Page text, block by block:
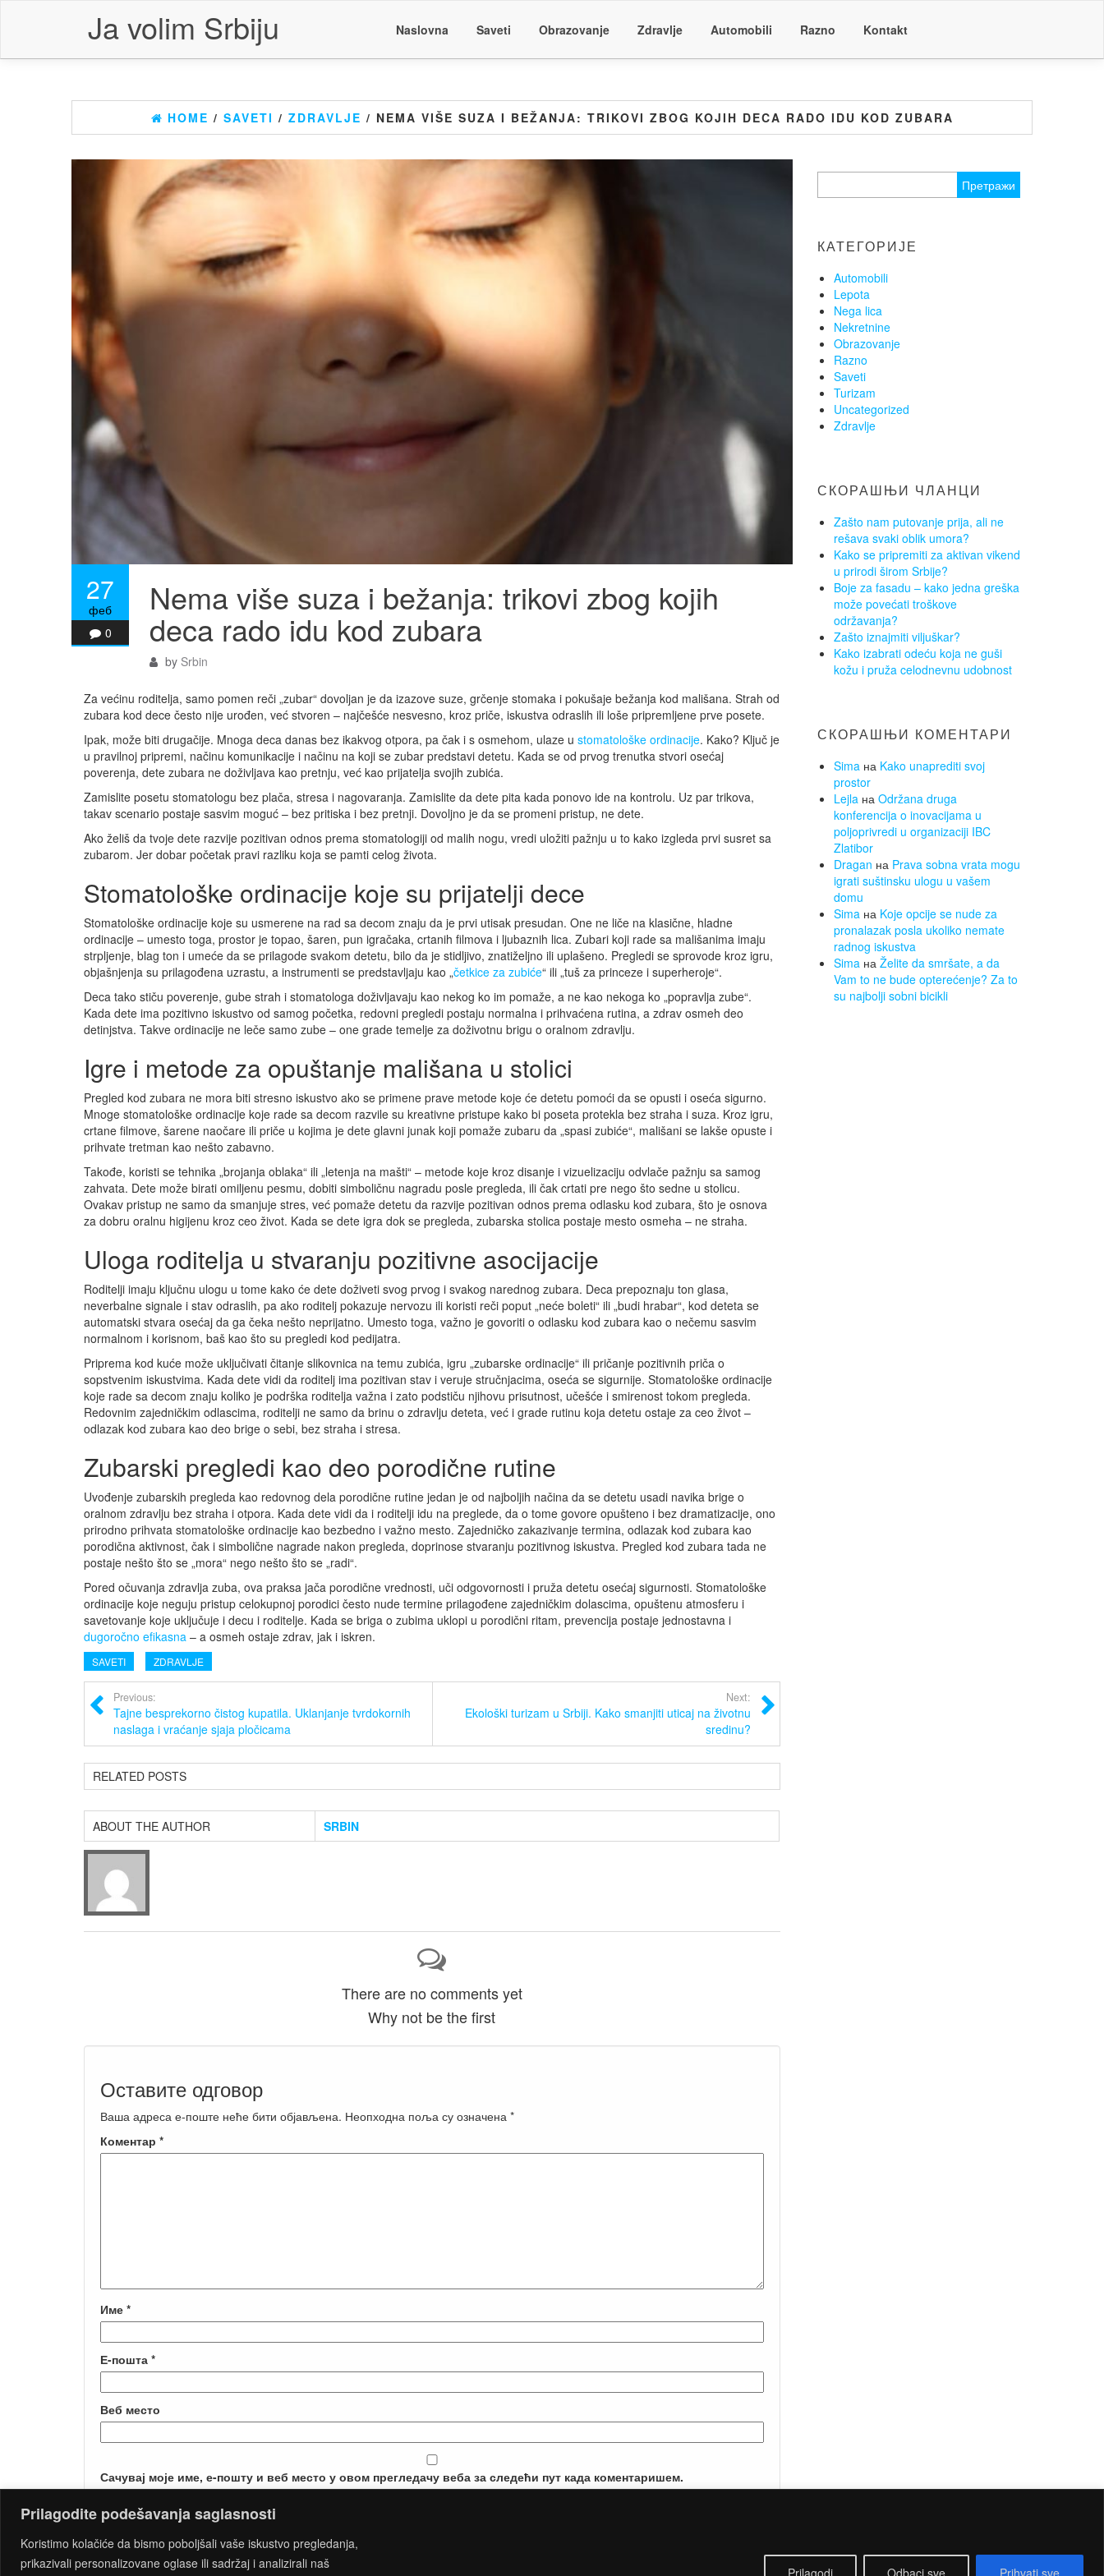
Prilagodite podešavanja saglasnosti
Koristimo kolačiće da bismo poboljšali vaše iskustvo pregledanja,
prikazivali personalizovane oglase ili sadržaj i analizirali naš
Prilagodi Odbaci sve Prihvati sve
content
Ja volim Srbiju Naslovna Saveti Obrazovanje Zdravlje Automobili Razno Kontakt
HOME / SAVETI / ZDRAVLJE / NEMA VIŠE SUZA I BEŽANJA: TRIKOVI ZBOG KOJIH DECA RADO IDU KOD ZUBARA
27
феб
0
Nema više suza i bežanja: trikovi zbog kojih
deca rado idu kod zubara
by Srbin
Za većinu roditelja, samo pomen reči „zubar“ dovoljan je da izazove suze, grčenje stomaka i pokušaje bežanja kod mališana. Strah od
zubara kod dece često nije urođen, već stvoren – najčešće nesvesno, kroz priče, iskustva odraslih ili loše pripremljene prve posete.
Ipak, može biti drugačije. Mnoga deca danas bez ikakvog otpora, pa čak i s osmehom, ulaze u stomatološke ordinacije. Kako? Ključ je
u pravilnoj pripremi, načinu komunikacije i načinu na koji se zubar predstavi detetu. Kada se od prvog trenutka stvori osećaj
poverenja, dete zubara ne doživljava kao pretnju, već kao prijatelja svojih zubića.
Zamislite posetu stomatologu bez plača, stresa i nagovaranja. Zamislite da dete pita kada ponovo ide na kontrolu. Uz par trikova,
takav scenario postaje sasvim moguć – bez pritiska i bez pretnji. Dovoljno je da se promeni pristup, ne dete.
Ako želiš da tvoje dete razvije pozitivan odnos prema stomatologiji od malih nogu, vredi uložiti pažnju u to kako izgleda prvi susret sa
zubarom. Jer dobar početak pravi razliku koja se pamti celog života.
Stomatološke ordinacije koje su prijatelji dece
Stomatološke ordinacije koje su usmerene na rad sa decom znaju da je prvi utisak presudan. One ne liče na klasične, hladne
ordinacije – umesto toga, prostor je topao, šaren, pun igračaka, crtanih filmova i ljubaznih lica. Zubari koji rade sa mališanima imaju
strpljenje, blag ton i umeće da se prilagode svakom detetu, bilo da je stidljivo, znatiželjno ili uplašeno. Pregledi se sprovode kroz igru,
objašnjenja su prilagođena uzrastu, a instrumenti se predstavljaju kao „četkice za zubiće“ ili „tuš za princeze i superheroje“.
Deca tako stiču poverenje, gube strah i stomatologa doživljavaju kao nekog ko im pomaže, a ne kao nekoga ko „popravlja zube“.
Kada dete ima pozitivno iskustvo od samog početka, redovni pregledi postaju normalna i prihvaćena rutina, a zdrav osmeh deo
detinjstva. Takve ordinacije ne leče samo zube – one grade temelje za doživotnu brigu o oralnom zdravlju.
Igre i metode za opuštanje mališana u stolici
Pregled kod zubara ne mora biti stresno iskustvo ako se primene prave metode koje će detetu pomoći da se opusti i oseća sigurno.
Mnoge stomatološke ordinacije koje rade sa decom razvile su kreativne pristupe kako bi poseta protekla bez straha i suza. Kroz igru,
crtane filmove, šarene naočare ili priče u kojima je dete glavni junak koji pomaže zubaru da „spasi zubiće“, mališani se lakše opuste i
prihvate tretman kao nešto zabavno.
Takođe, koristi se tehnika „brojanja oblaka“ ili „letenja na mašti“ – metode koje kroz disanje i vizuelizaciju odvlače pažnju sa samog
zahvata. Dete može birati omiljenu pesmu, dobiti simboličnu nagradu posle pregleda, ili čak crtati pre nego što sedne u stolicu.
Ovakav pristup ne samo da smanjuje stres, već pomaže detetu da razvije pozitivan odnos prema odlasku kod zubara, što je osnova
za dobru oralnu higijenu kroz ceo život. Kada se dete igra dok se pregleda, zubarska stolica postaje mesto osmeha – ne straha.
Uloga roditelja u stvaranju pozitivne asocijacije
Roditelji imaju ključnu ulogu u tome kako će dete doživeti svog prvog i svakog narednog zubara. Deca prepoznaju ton glasa,
neverbalne signale i stav odraslih, pa ako roditelj pokazuje nervozu ili koristi reči poput „neće boleti“ ili „budi hrabar“, kod deteta se
automatski stvara osećaj da ga čeka nešto neprijatno. Umesto toga, važno je govoriti o odlasku kod zubara kao o nečemu sasvim
normalnom i korisnom, baš kao što su pregledi kod pedijatra.
Priprema kod kuće može uključivati čitanje slikovnica na temu zubića, igru „zubarske ordinacije“ ili pričanje pozitivnih priča o
sopstvenim iskustvima. Kada dete vidi da roditelj ima pozitivan stav i veruje stručnjacima, oseća se sigurnije. Stomatološke ordinacije
koje rade sa decom znaju koliko je podrška roditelja važna i zato podstiču njihovu prisutnost, učešće i smirenost tokom pregleda.
Redovnim zajedničkim odlascima, roditelji ne samo da brinu o zdravlju deteta, već i grade rutinu koja detetu ostaje za ceo život –
odlazak kod zubara kao deo brige o sebi, bez straha i stresa.
Zubarski pregledi kao deo porodične rutine
Uvođenje zubarskih pregleda kao redovnog dela porodične rutine jedan je od najboljih načina da se detetu usadi navika brige o
oralnom zdravlju bez straha i otpora. Kada dete vidi da i roditelji idu na preglede, da o tome govore opušteno i bez dramatizacije, ono
prirodno prihvata stomatološke ordinacije kao bezbedno i važno mesto. Zajedničko zakazivanje termina, odlazak kod zubara kao
porodična aktivnost, čak i simbolične nagrade nakon pregleda, doprinose stvaranju pozitivnog iskustva. Pregled kod zubara tada ne
postaje nešto što se „mora“ nego nešto što se „radi“.
Pored očuvanja zdravlja zuba, ova praksa jača porodične vrednosti, uči odgovornosti i pruža detetu osećaj sigurnosti. Stomatološke
ordinacije koje neguju pristup celokupnoj porodici često nude termine prilagođene zajedničkim dolascima, opuštenu atmosferu i
savetovanje koje uključuje i decu i roditelje. Kada se briga o zubima uklopi u porodični ritam, prevencija postaje jednostavna i
dugoročno efikasna – a osmeh ostaje zdrav, jak i iskren.
SAVETI ZDRAVLJE
Previous:
Tajne besprekorno čistog kupatila. Uklanjanje tvrdokornih
naslaga i vraćanje sjaja pločicama
Next:
Ekološki turizam u Srbiji. Kako smanjiti uticaj na životnu
sredinu?
RELATED POSTS
ABOUT THE AUTHOR SRBIN
There are no comments yet
Why not be the first
Оставите одговор
Ваша адреса е-поште неће бити објављена. Неопходна поља су означена *
Коментар *
Име *
Е-пошта *
Веб место
Сачувај моје име, е-пошту и веб место у овом прегледачу веба за следећи пут када коментаришем.
за:
КАТЕГОРИЈЕ
Automobili
Lepota
Nega lica
Nekretnine
Obrazovanje
Razno
Saveti
Turizam
Uncategorized
Zdravlje
СКОРАШЊИ ЧЛАНЦИ
Zašto nam putovanje prija, ali ne
rešava svaki oblik umora?
Kako se pripremiti za aktivan vikend
u prirodi širom Srbije?
Boje za fasadu – kako jedna greška
može povećati troškove
održavanja?
Zašto iznajmiti viljuškar?
Kako izabrati odeću koja ne guši
kožu i pruža celodnevnu udobnost
СКОРАШЊИ КОМЕНТАРИ
Simaна Kako unaprediti svoj
prostor
Lejlaна Održana druga
konferencija o inovacijama u
poljoprivredi u organizaciji IBC
Zlatibor
Dragan на Prava sobna vrata mogu
igrati suštinsku ulogu u vašem
domu
Simaна Koje opcije se nude za
pronalazak posla ukoliko nemate
radnog iskustva
Simaна Želite da smršate, a da
Vam to ne bude opterećenje? Za to
su najbolji sobni bicikli